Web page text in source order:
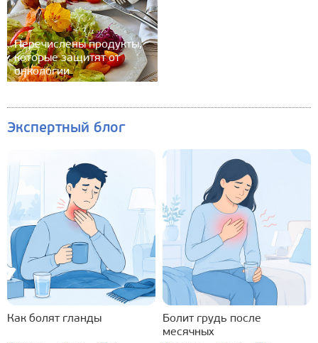
Перечислены продукты,
которые защитят от
онкологии
Экспертный блог
Как болят гланды
Болит грудь после
месячных